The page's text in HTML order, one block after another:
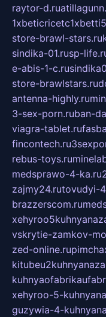
raytor-d.ru
store-brawl-stars.ru
sindika-01.rusp-
e-abis-1-c.ru
store-brawlstars.ru
antenna-highly.ru
3-sex-porn.ruban-
viagra-tablet.ru
fincontech.ru
rebus-toys.ru
medsprawo-4-ka.ru
zajmy24.rutovudyi-
brazzerscom.ru
vskrytie-zamkov-
zed-online.ru
xehyroo-5-
guzywia-4-